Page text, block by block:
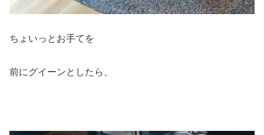
ちょいっとお手てを
前にグイーンとしたら、